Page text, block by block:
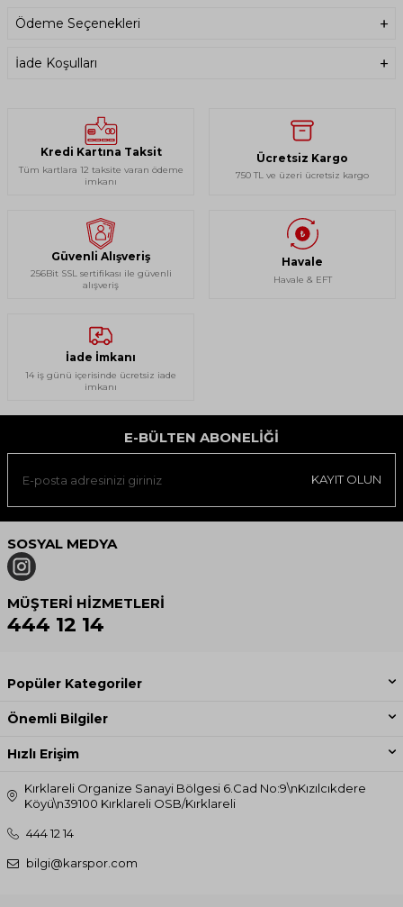
Ödeme Seçenekleri
İade Koşulları
Kredi Kartına Taksit
Tüm kartlara 12 taksite varan ödeme
imkanı
Ücretsiz Kargo
750 TL ve üzeri ücretsiz kargo
Güvenli Alışveriş
256Bit SSL sertifikası ile güvenli
alışveriş
Havale
Havale & EFT
İade İmkanı
14 iş günü içerisinde ücretsiz iade
imkanı
E-BÜLTEN ABONELIĞI
KAYIT OLUN
SOSYAL MEDYA
MÜŞTERI HIZMETLERI
444 12 14
Popüler Kategoriler
Önemli Bilgiler
Hızlı Erişim
Kırklareli Organize Sanayi Bölgesi 6.Cad No:9\nKızılcıkdere
Köyü\n39100 Kırklareli OSB/Kırklareli
444 12 14
bilgi@karspor.com